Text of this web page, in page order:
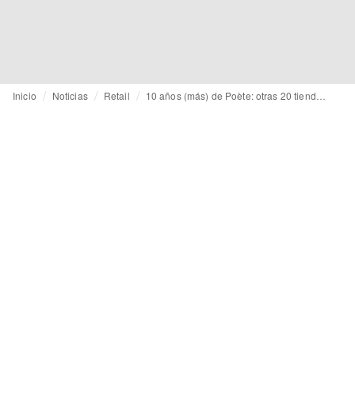
Inicio Noticias Retail